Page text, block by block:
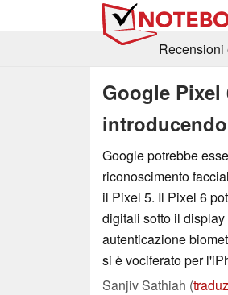
Recensioni
Google
Google potrebbe
riconoscimento
il Pixel 5. Il Pixel 6
digitali sotto il
autenticazione
si è vociferato per
Sanjiv Sathiah (